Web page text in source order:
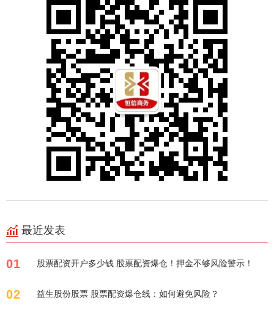
最近发表
01 股票配资开户多少钱 股票配资爆仓！押金不够风险警示！
02 益生股份股票 股票配资爆仓线：如何避免风险？